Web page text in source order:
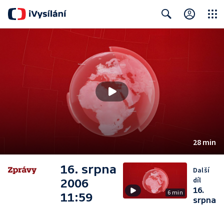
28 min
16. srpna
2006
11:59
6 min
Další
díl
16.
srpna